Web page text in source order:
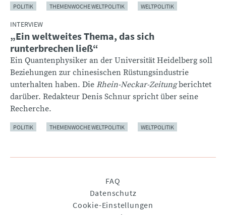
POLITIK THEMENWOCHE WELTPOLITIK WELTPOLITIK
INTERVIEW
„Ein weltweites Thema, das sich
runterbrechen ließ“
Ein Quantenphysiker an der Universität Heidelberg soll
Beziehungen zur chinesischen Rüstungsindustrie
unterhalten haben. Die Rhein-Neckar-Zeitungberichtet
darüber. Redakteur Denis Schnur spricht über seine
Recherche.
POLITIK THEMENWOCHE WELTPOLITIK WELTPOLITIK
FAQ
Datenschutz
Cookie-Einstellungen